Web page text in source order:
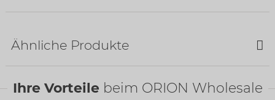
Ähnliche Produkte
Ihre Vorteile beim ORION Wholesale